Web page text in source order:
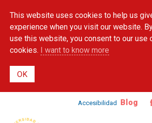
main
content
This website uses cookies to help us
experience when you visit our website.
use this website, you consent to our use
cookies. I want to know more
Accesibilidad Blog